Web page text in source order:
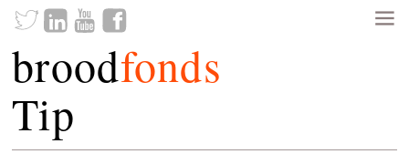
broodfonds
Tip